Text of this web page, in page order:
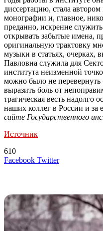
диссертацию, стала
монографии и, главное,
преданно, искренне
открывать забытые имена,
оригинальную трактовку
музыки в статьях,
Павловна служила для
института неизменной
можно было не
выразить боль от
трагическая весть надолго
наших коллег в России и за
сайте Государственного
Источник
610
Facebook TwitterLinkedIn
Tumblr
Reddit
Вконтакте
Skype
Messenger
Messenger
WhatsApp
Telegram
Viber
Line
Поделиться
Печатать